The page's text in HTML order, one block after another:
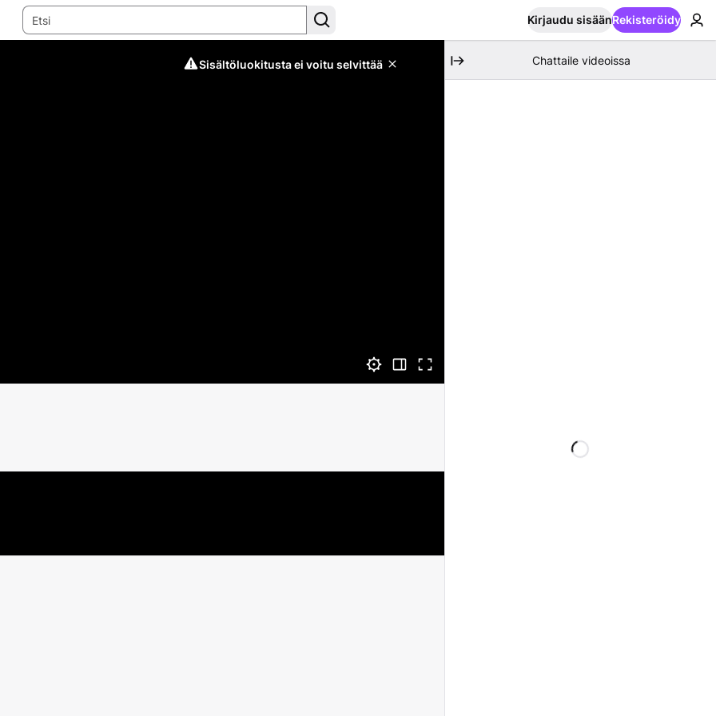
Kirjaudu sisäänRekisteröidy
Sisältöluokitusta ei voitu selvittää Chattaile videoissa